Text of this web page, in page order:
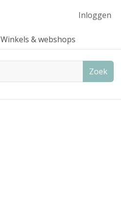
Inloggen
Winkels & webshops
Zoek